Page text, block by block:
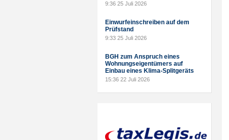
9:36 25 Juli 2026
Einwurfeinschreiben auf dem
Prüfstand
9:33 25 Juli 2026
BGH zum Anspruch eines
Wohnungseigentümers auf
Einbau eines Klima-Splitgeräts
15:36 22 Juli 2026